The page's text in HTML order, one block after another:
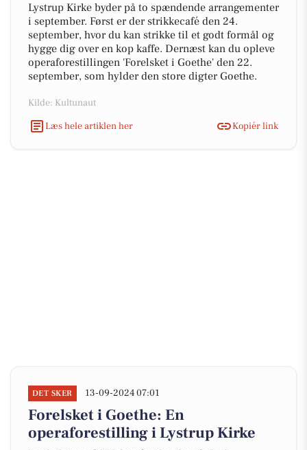
Lystrup Kirke byder på to spændende arrangementer
i september. Først er der strikkecafé den 24.
september, hvor du kan strikke til et godt formål og
hygge dig over en kop kaffe. Dernæst kan du opleve
operaforestillingen 'Forelsket i Goethe' den 22.
september, som hylder den store digter Goethe.
Kilde: Kultunaut
Læs hele artiklen her
Kopiér link
DET SKER 13-09-2024 07:01
Forelsket i Goethe: En
operaforestilling i Lystrup Kirke